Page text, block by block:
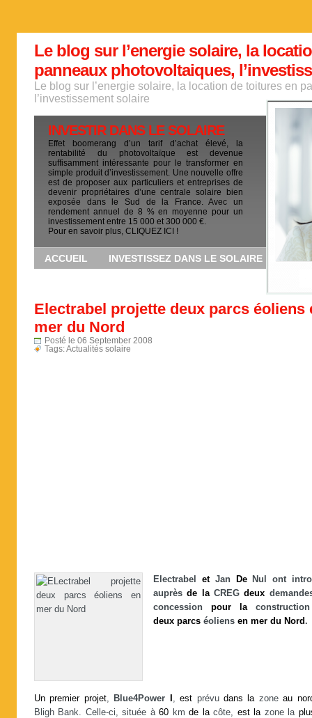
Le blog sur l’energie solaire, la
panneaux photovoltaiques,
Le blog sur l’energie solaire, la location de toitures en
l’investissement solaire
INVESTIR DANS LE SOLAIRE
Effet boomerang d’un tarif d’achat élevé, la
rentabilité du photovoltaïque est devenue
suffisamment intéressante pour le transformer en
simple produit d’investissement. Une nouvelle offre
est de proposer aux particuliers et entreprises de
devenir propriétaires d’une centrale solaire bien
exposée dans le Sud de la France. Avec un
rendement annuel de 8 % en moyenne pour un
investissement entre 15 000 et 300 000 €.
Pour en savoir plus, CLIQUEZ ICI !
ACCUEIL INVESTISSEZ DANS LE SOLAIRE
Electrabel projette deux parcs éoliens
mer du Nord
Posté le 06 September 2008
Tags:Actualités solaire
Electrabel etJan DeNul ont
auprèsde laCREGdeux
concession pour la
deux parcs éoliens en mer du Nord.
Un premier projet, Blue4Power ,est prévu dans lazoneau
Bligh Bank. Celle-ci, située à60 kmde lacôte, est lazone la